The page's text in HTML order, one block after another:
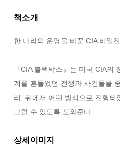
책소개
한 나라의 운명을 바꾼 CIA 비밀
『CIA 블랙박스』는 미국 CIA
계를 흔들었던 전쟁과 사건들을
리, 뒤에서 어떤 방식으로 진행
그릴 수 있도록 도와준다.
상세이미지